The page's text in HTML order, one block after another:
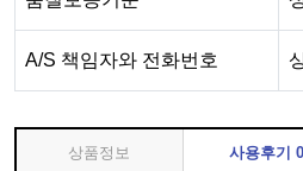
A/S 책임자와 전화번호
상품정보 사용후기 0